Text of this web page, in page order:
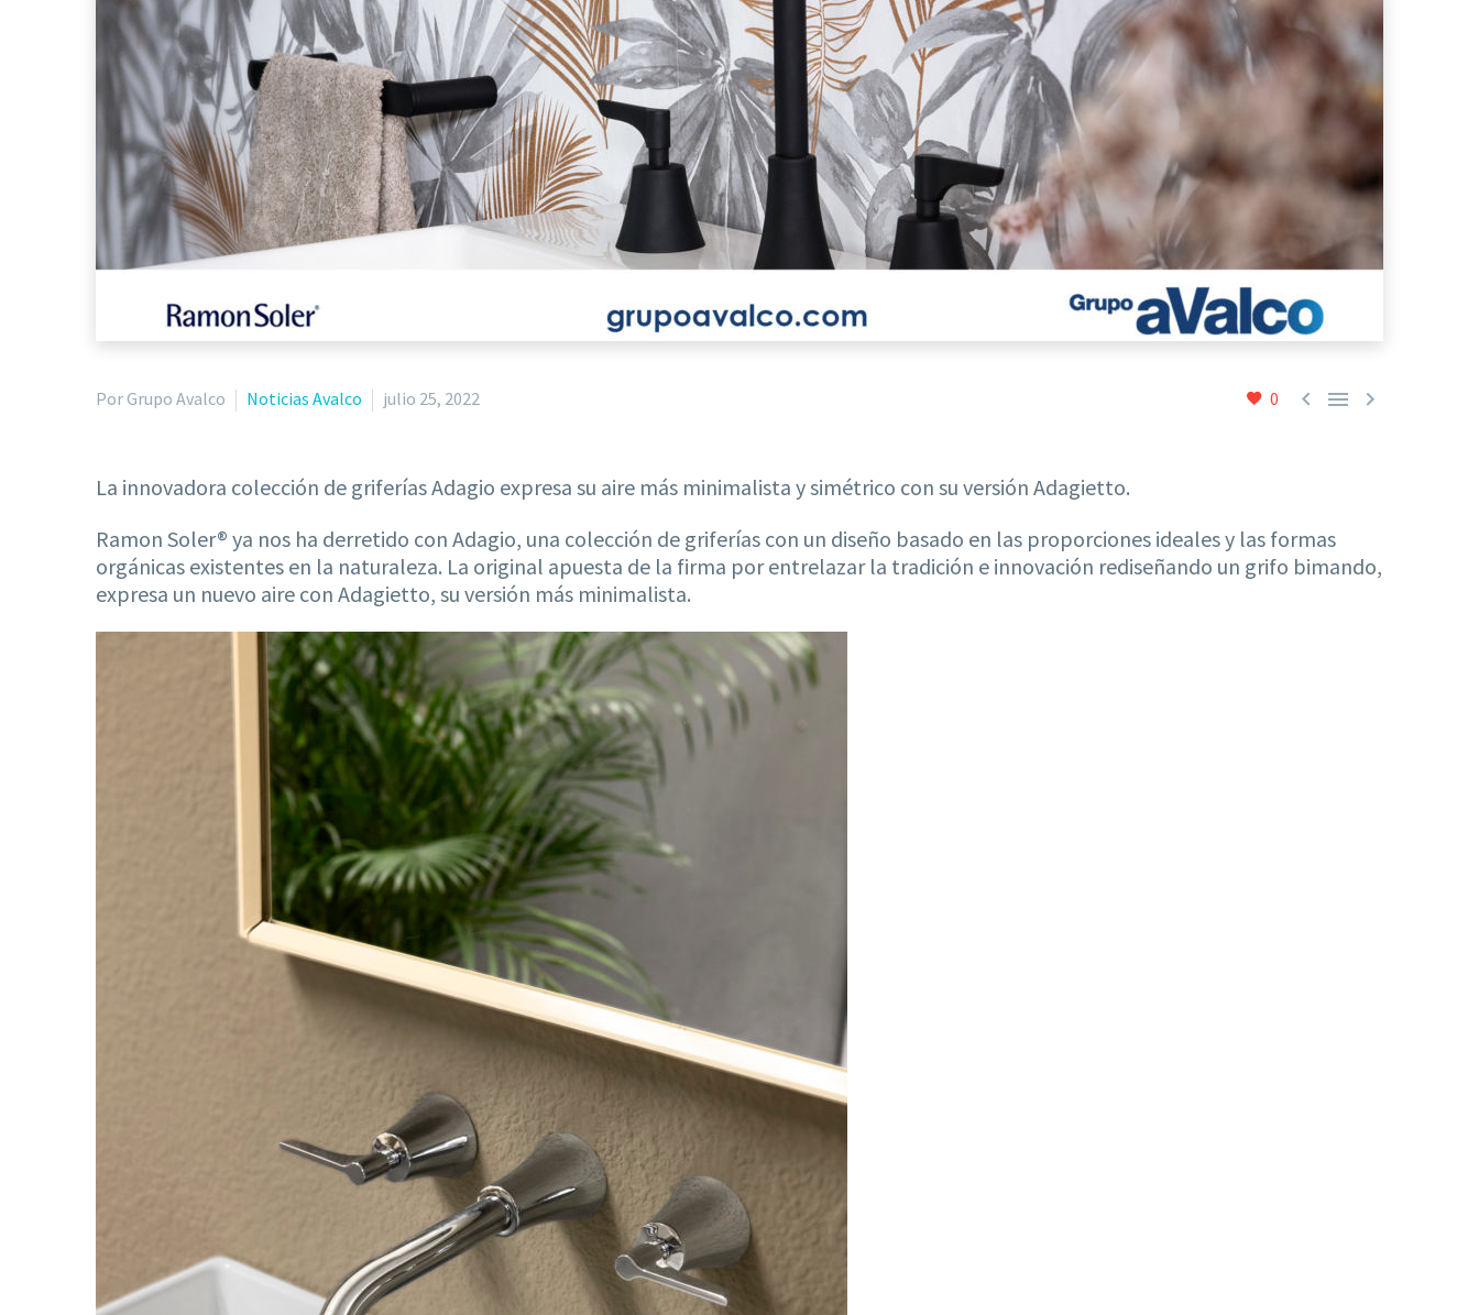
0   
Por Grupo Avalco Noticias Avalco julio 25, 2022
La innovadora colección de griferías Adagio expresa su aire más minimalista y simétrico con su versión Adagietto.
Ramon Soler® ya nos ha derretido con Adagio, una colección de griferías con un diseño basado en las proporciones ideales y las formas
orgánicas existentes en la naturaleza. La original apuesta de la firma por entrelazar la tradición e innovación rediseñando un grifo bimando,
expresa un nuevo aire con Adagietto, su versión más minimalista.